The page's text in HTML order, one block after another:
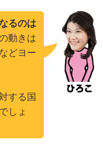
るのは
動きは
どヨー
する国
しょ